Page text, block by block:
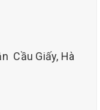
Cầu Giấy, Hà